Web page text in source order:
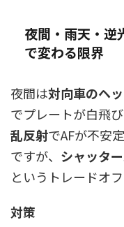
夜間・雨天・逆
で変わる限界
夜間は対向車のヘ
でプレートが白飛
乱反射でAFが不安
ですが、 シャッタ
というトレードオフ
対策